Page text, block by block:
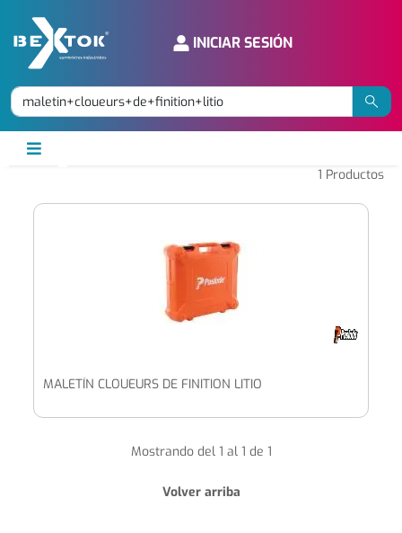
INICIAR SESIÓN
1 Productos
MALETÍN CLOUEURS DE FINITION LITIO
Mostrando del 1 al 1 de 1
Volver arriba